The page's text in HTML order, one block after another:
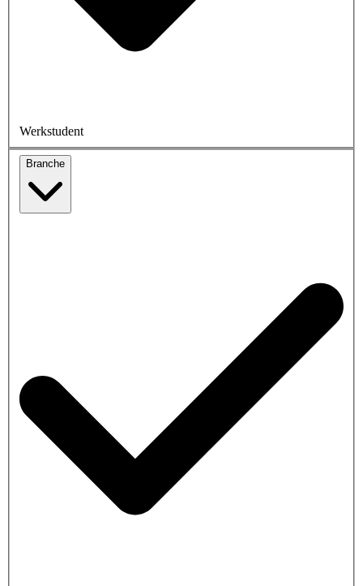
Werkstudent
Branche